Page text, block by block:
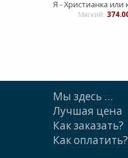
Мягкий:
Мы здесь …
Лучшая цена
Как заказать?
Как оплатить?